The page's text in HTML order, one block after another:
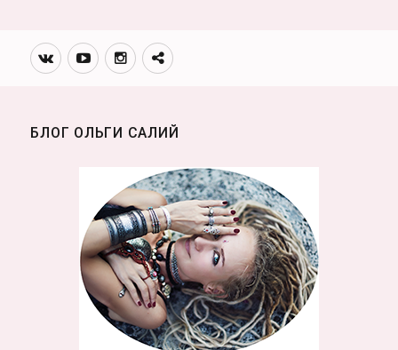
Вконтакте
YoutubeИнстаграмм
Телеграм
БЛОГ ОЛЬГИ САЛИЙ